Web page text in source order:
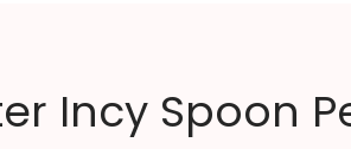
Incy Spoon